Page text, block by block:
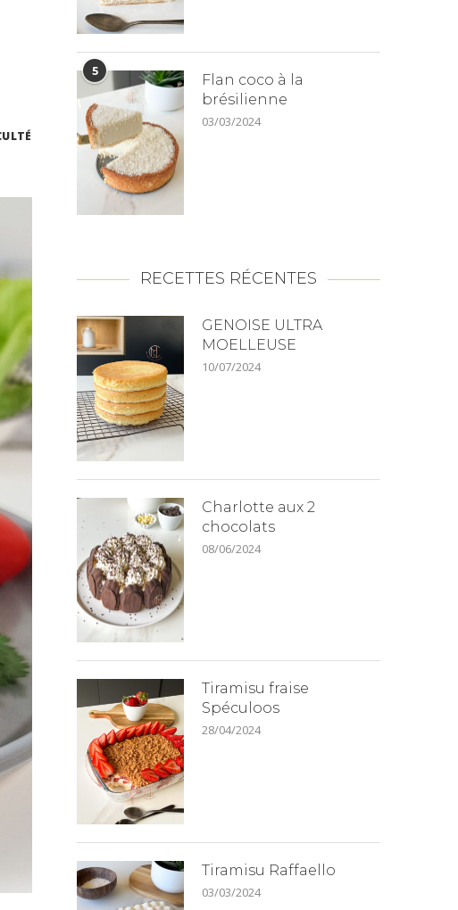
5
Flan coco à la
brésilienne
03/03/2024
RECETTES RÉCENTES
GENOISE ULTRA
MOELLEUSE
10/07/2024
Charlotte aux 2
chocolats
08/06/2024
Tiramisu fraise
Spéculoos
28/04/2024
Tiramisu Raffaello
03/03/2024